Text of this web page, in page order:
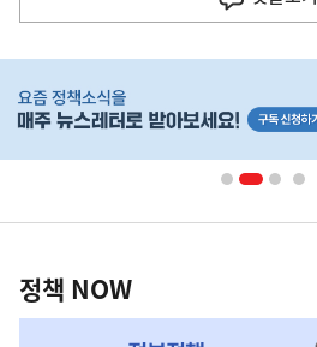
단
영
책
NOW,
정책 NOW